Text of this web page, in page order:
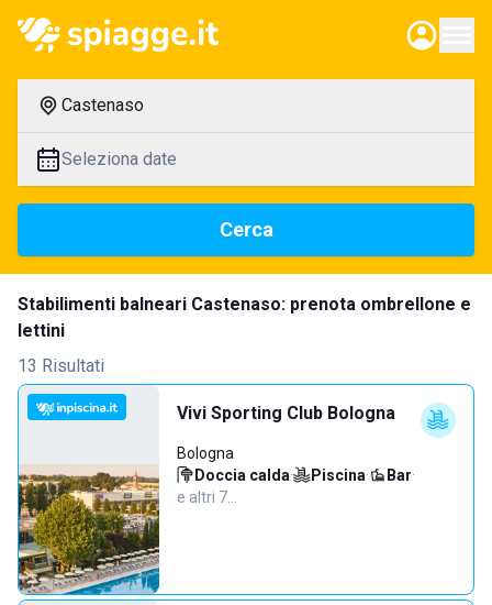
Castenaso
Seleziona date
Cerca
Stabilimenti balneari Castenaso: prenota ombrellone e
lettini
13 Risultati
Vivi Sporting Club Bologna
Bologna
Doccia calda· Piscina· Bar·
e altri 7…